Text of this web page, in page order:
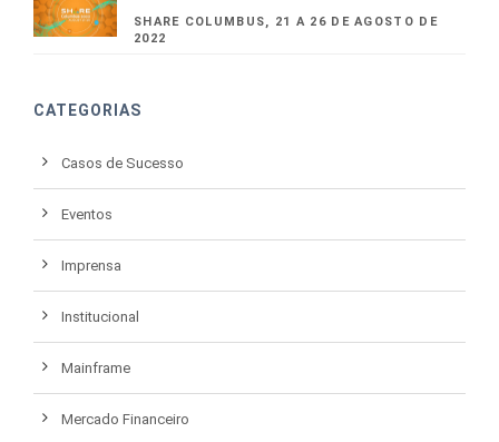
SHARE COLUMBUS, 21 A 26 DE AGOSTO DE
2022
CATEGORIAS
Casos de Sucesso
Eventos
Imprensa
Institucional
Mainframe
Mercado Financeiro